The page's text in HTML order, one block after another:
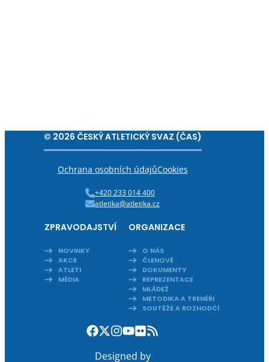
© 2026 ČESKÝ ATLETICKÝ SVAZ (ČAS)
Ochrana osobních údajůCookies
+420 233 014 400
atletika@atletika.cz
ZPRAVODAJSTVÍ
NOVINKY
AKCE
ATLETI
MÉDIA
ORGANIZACE
O NÁS
ČLENOVÉ
DOKUMENTY
REPREZENTACE
MLÁDEŽ
METODIKA A TRENÉŘI
SOUTĚŽE A ROZHODČÍ
Designed by